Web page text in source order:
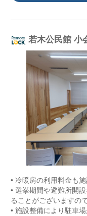
若木公民館 小
• 冷暖房の利用料金も
• 選挙期間や避難所開
ることがございますの
• 施設整備により駐車